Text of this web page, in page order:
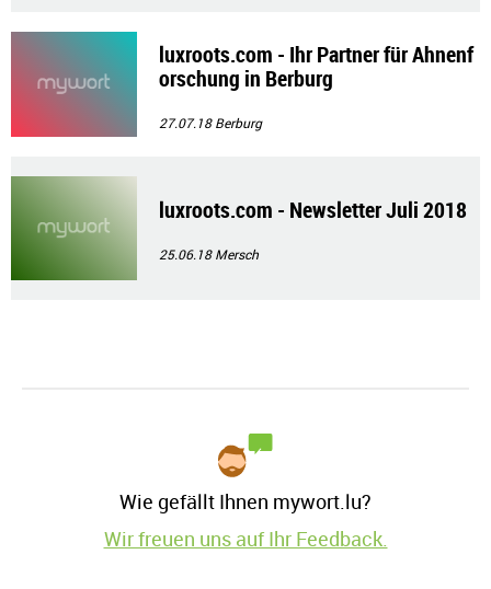
luxroots.com - Ihr Partner für Ahnenf
orschung in Berburg
27.07.18Berburg
luxroots.com - Newsletter Juli 2018
25.06.18Mersch
Wie gefällt Ihnen mywort.lu?
Wir freuen uns auf Ihr Feedback.